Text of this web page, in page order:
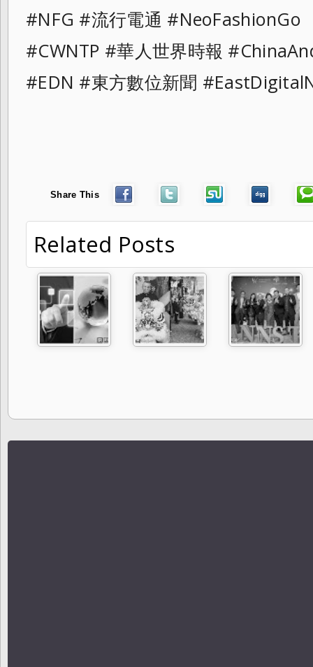
#NFG #流行電通
#CWNTP #華人世界時報
#EDN #東方數位新聞
Share This
Related Posts